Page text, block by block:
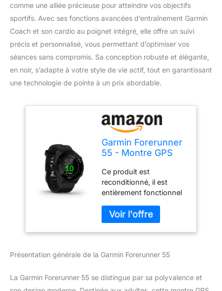
comme une alliée précieuse pour atteindre vos objectifs
sportifs. Avec ses fonctions avancées d’entraînement Garmin
Coach et son cardio au poignet intégré, elle offre un suivi
précis et personnalisé, vous permettant d’optimiser vos
séances sans compromis. Sa conception robuste et élégante,
en noir, s’adapte à votre style de vie actif, tout en garantissant
une technologie de pointe à un prix abordable.
Garmin Forerunner
55 - Montre GPS
Running avec
Fonctions
d’Entrainement
Coach et Cardio au
Poignet – Noire
(Reconditionné)
Ce produit est
reconditionné, il est
entièrement fonctionnel
produit d'occasion a été
inspecté, testé et nettoyé
de manière
fournisseurs qualifiés par
d’activité intégrés dont
running, vélo, natation
Présentation générale de la Garmin Forerunner 55
La Garmin Forerunner 55 se distingue par sa polyvalence et